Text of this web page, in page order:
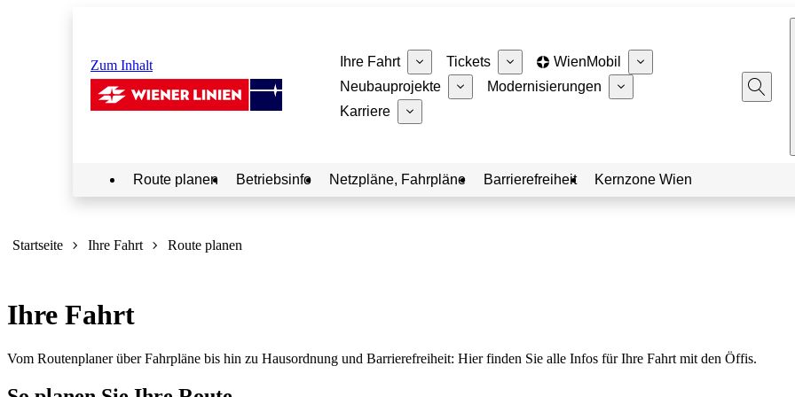
Zum Inhalt Ihre Fahrt Tickets
WienMobil
Neubauprojekte
Modernisierungen
Karriere
Route planen Betriebsinfo Netzpläne, Fahrpläne Barrierefreiheit Kernzone Wien
hier:
Startseite Ihre Fahrt Route planen
Ihre Fahrt
Vom Routenplaner über Fahrpläne bis hin zu Hausordnung und Barrierefreiheit: Hier finden Sie alle Infos für Ihre Fahrt mit den Öffis.